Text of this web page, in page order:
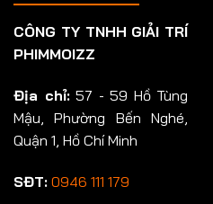
CÔNG TY TNHH GIẢI TRÍ
PHIMMOIZZ
Địa chỉ:57 - 59 Hồ Tùng
Mậu, Phường Bến Nghé,
Quận 1, Hồ Chí Minh
SĐT: 0946 111 179